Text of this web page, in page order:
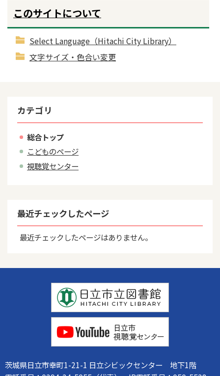
このサイトについて
Select Language（Hitachi City Library）
文字サイズ・色合い変更
カテゴリ
総合トップ
こどものページ
視聴覚センター
最近チェックしたページ
最近チェックしたページはありません。
茨城県日立市幸町1-21-1 日立シビックセンター 地下1階